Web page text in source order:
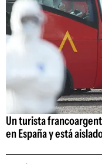
Un turista
en España y está